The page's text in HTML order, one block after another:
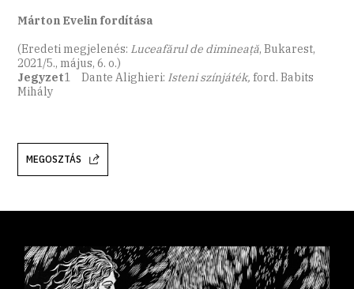
Márton Evelin fordítása
(Eredeti megjelenés: Luceafărul de dimineață, Bukarest,
2021/5., május, 6. o.)
Jegyzet1 Dante Alighieri: Isteni színjáték,ford. Babits
Mihály
MEGOSZTÁS